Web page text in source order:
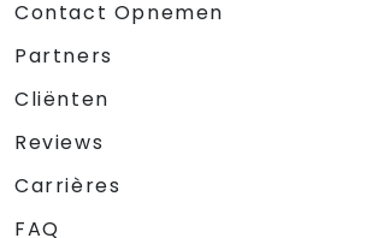
Contact Opnemen
Partners
Cliënten
Reviews
Carrières
FAQ